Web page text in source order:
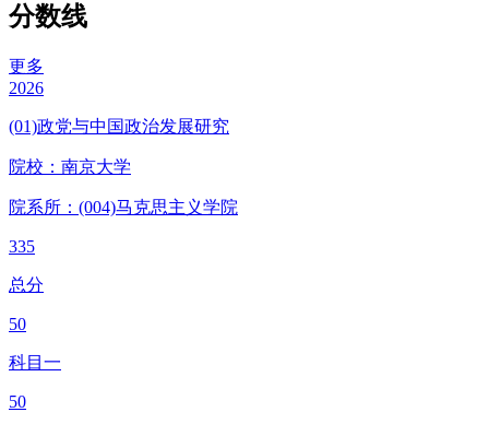
分数线
更多
2026
(01)政党与中国政治发展研究
院校： 南京大学
院系所：(004)马克思主义学院
335
总分
50
科目一
50